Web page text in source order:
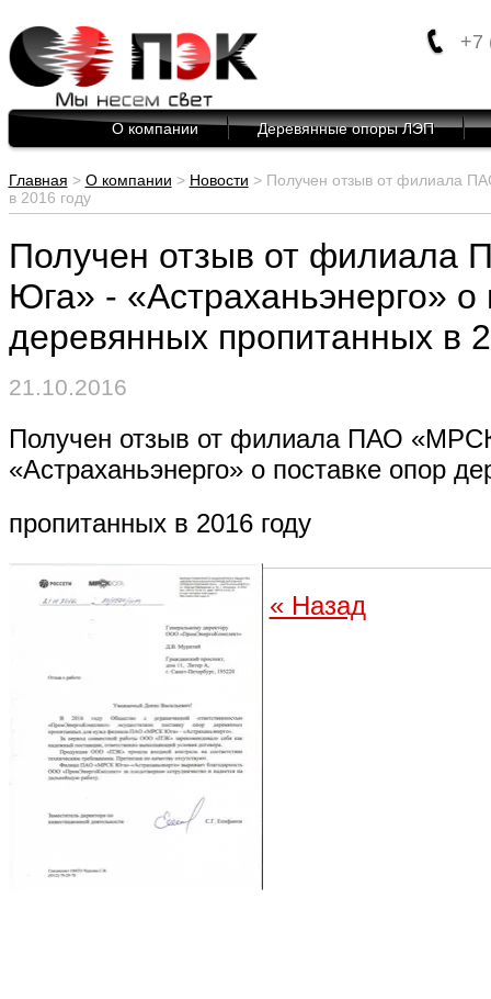
+7
О компании Деревянные опоры ЛЭП
Главная > О компании > Новости > Получен отзыв от филиала
в 2016 году
Получен отзыв от
Юга» - «Астраханьэнерго» о
деревянных пропитанных в
21.10.2016
Получен отзыв от филиала ПАО
«Астраханьэнерго» о поставке опор
пропитанных в 2016 году
« Назад